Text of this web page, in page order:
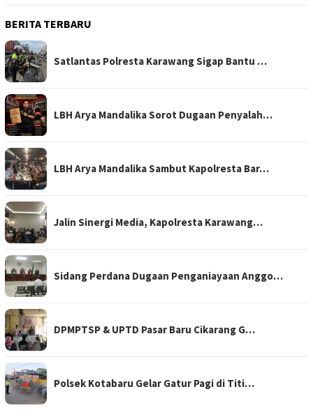
BERITA TERBARU
Satlantas Polresta Karawang Sigap Bantu …
LBH Arya Mandalika Sorot Dugaan Penyalah…
LBH Arya Mandalika Sambut Kapolresta Bar…
Jalin Sinergi Media, Kapolresta Karawang…
Sidang Perdana Dugaan Penganiayaan Anggo…
DPMPTSP & UPTD Pasar Baru Cikarang G…
Polsek Kotabaru Gelar Gatur Pagi di Titi…